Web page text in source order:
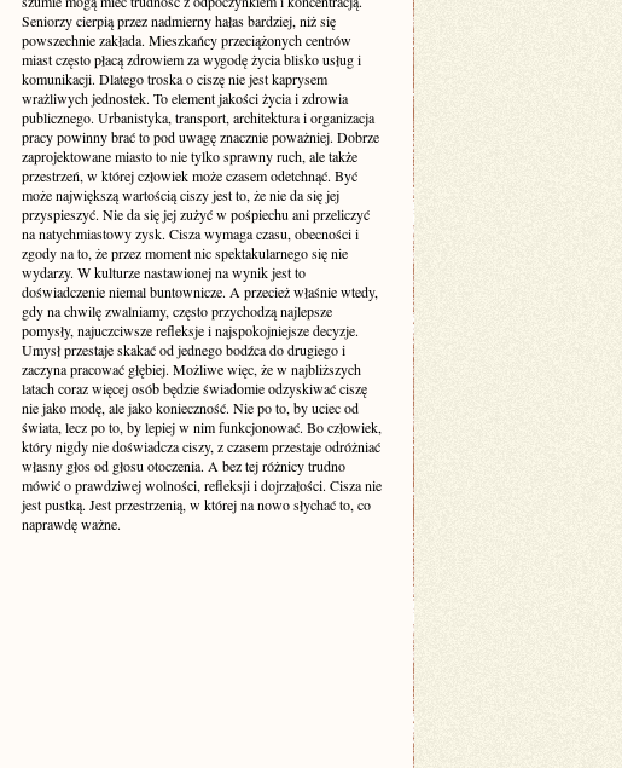
Seniorzy cierpią przez nadmierny hałas bardziej, niż się
powszechnie zakłada. Mieszkańcy przeciążonych centrów
miast często płacą zdrowiem za wygodę życia blisko usług i
komunikacji. Dlatego troska o ciszę nie jest kaprysem
wrażliwych jednostek. To element jakości życia i zdrowia
publicznego. Urbanistyka, transport, architektura i organizacja
pracy powinny brać to pod uwagę znacznie poważniej. Dobrze
zaprojektowane miasto to nie tylko sprawny ruch, ale także
przestrzeń, w której człowiek może czasem odetchnąć. Być
może największą wartością ciszy jest to, że nie da się jej
przyspieszyć. Nie da się jej zużyć w pośpiechu ani przeliczyć
na natychmiastowy zysk. Cisza wymaga czasu, obecności i
zgody na to, że przez moment nic spektakularnego się nie
wydarzy. W kulturze nastawionej na wynik jest to
doświadczenie niemal buntownicze. A przecież właśnie wtedy,
gdy na chwilę zwalniamy, często przychodzą najlepsze
pomysły, najuczciwsze refleksje i najspokojniejsze decyzje.
Umysł przestaje skakać od jednego bodźca do drugiego i
zaczyna pracować głębiej. Możliwe więc, że w najbliższych
latach coraz więcej osób będzie świadomie odzyskiwać ciszę
nie jako modę, ale jako konieczność. Nie po to, by uciec od
świata, lecz po to, by lepiej w nim funkcjonować. Bo człowiek,
który nigdy nie doświadcza ciszy, z czasem przestaje odróżniać
własny głos od głosu otoczenia. A bez tej różnicy trudno
mówić o prawdziwej wolności, refleksji i dojrzałości. Cisza nie
jest pustką. Jest przestrzenią, w której na nowo słychać to, co
naprawdę ważne.